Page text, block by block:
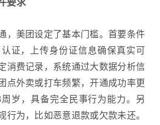
，美团设定了基本门槛。首要条件
证，上传身份证信息确保真实可
消费记录，系统通过大数据分析信
点外卖或打车频繁，开通成功率更
岁，具备完全民事行为能力。另
行为，比如恶意退款或欠款未还。